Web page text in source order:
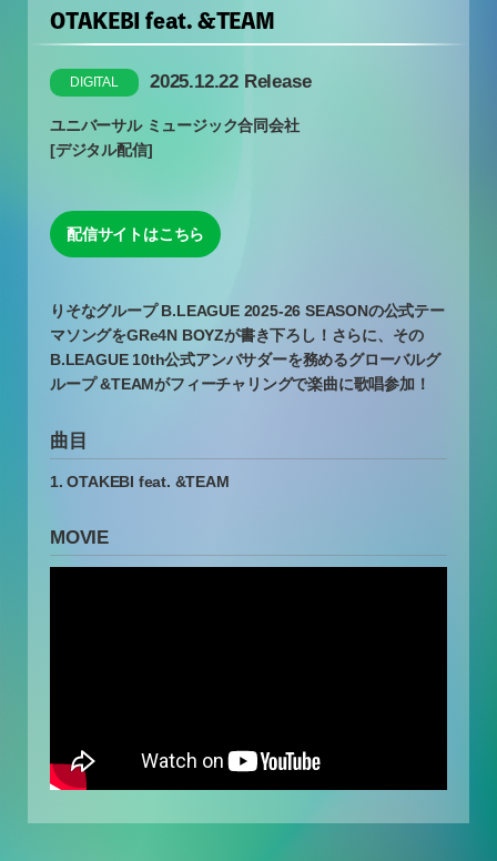
OTAKEBI feat. &TEAM
DIGITAL 2025.12.22 Release
ユニバーサル ミュージック合同会社
[デジタル配信]
配信サイトはこちら
りそなグループ B.LEAGUE 2025-26 SEASONの公式テー
マソングをGRe4N BOYZが書き下ろし！さらに、その
B.LEAGUE 10th公式アンバサダーを務めるグローバルグ
ループ &TEAMがフィーチャリングで楽曲に歌唱参加！
曲目
1. OTAKEBI feat. &TEAM
MOVIE